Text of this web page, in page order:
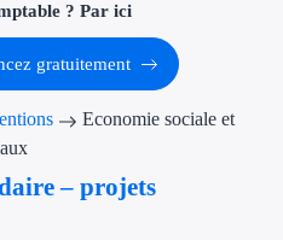
Thématiques
Financement
? Par ici
gratuitement
Economie sociale et
– projets